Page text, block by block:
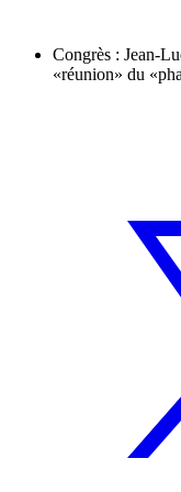
Congrès : Jean-
«réunion» du